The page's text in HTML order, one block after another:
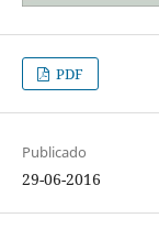
PDF
Publicado
29-06-2016